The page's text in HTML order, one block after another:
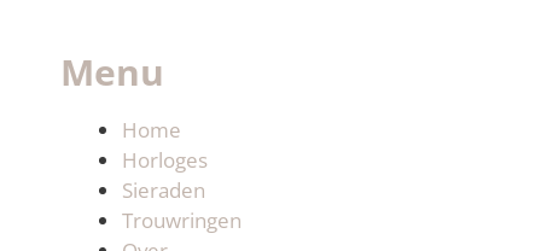
Menu
Home
Horloges
Sieraden
Trouwringen